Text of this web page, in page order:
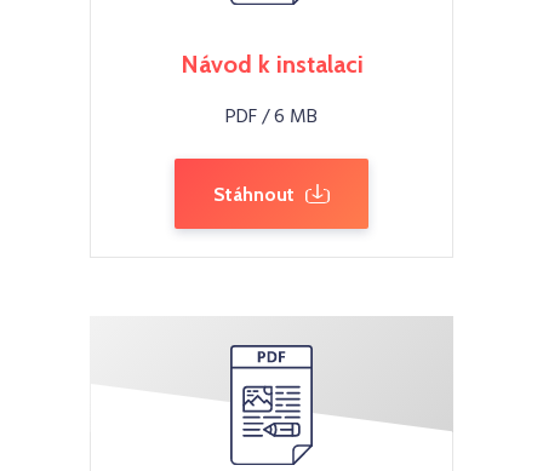
Návod k instalaci
PDF / 6 MB
Stáhnout